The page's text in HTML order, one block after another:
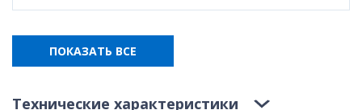
ПОКАЗАТЬ ВСЕ
Технические характеристики